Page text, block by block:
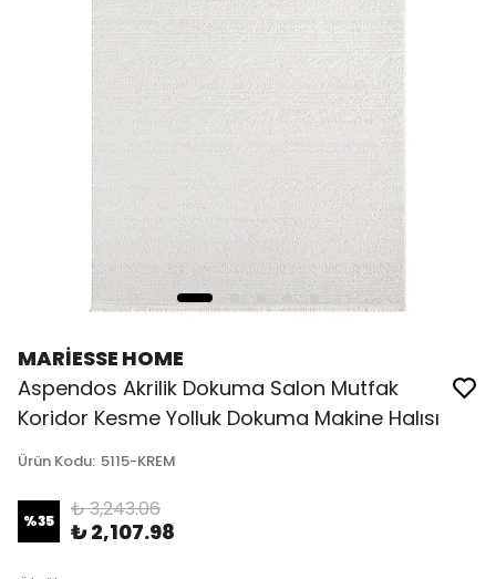
MARİESSE HOME
Aspendos Akrilik Dokuma Salon Mutfak
Koridor Kesme Yolluk Dokuma Makine Halısı
Ürün Kodu: 5115-KREM
%35 ₺ 3,243.06
₺ 2,107.98